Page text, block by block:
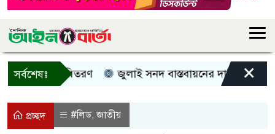
সর্বশেষঃ
সহায়তা বিতরণ জুলাই সনদ বাস্তবায়নের দাবিতে ×
প্রচ্ছদ #লিড,জাতীয়